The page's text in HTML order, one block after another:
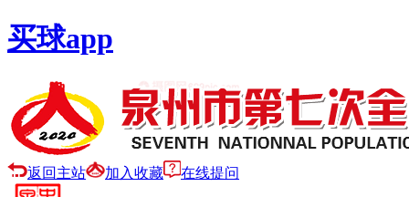
买球app
返回主站 加入收藏 在线提问